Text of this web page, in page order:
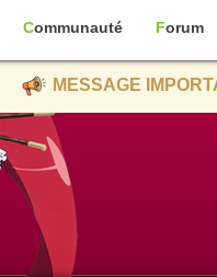
Communauté Forum
MESSAGE